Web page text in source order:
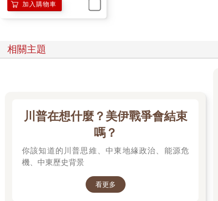
加入購物車
相關主題
川普在想什麼？美伊戰爭會結束
嗎？
你該知道的川普思維、中東地緣政治、能源危
機、中東歷史背景
看更多